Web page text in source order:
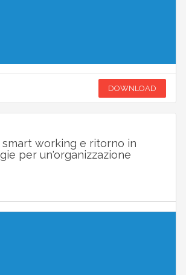
DOWNLOAD
working e ritorno in
per un'organizzazione